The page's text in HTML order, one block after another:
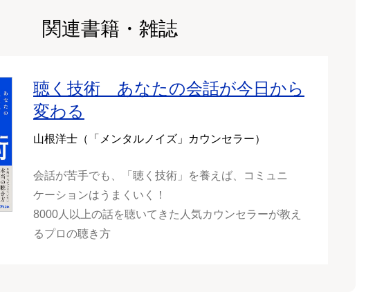
関連書籍・雑誌
聴く技術 あなたの会話が今日から
変わる
山根洋士（「メンタルノイズ」カウンセラー）
会話が苦手でも、「聴く技術」を養えば、コミュニ
ケーションはうまくいく！
8000人以上の話を聴いてきた人気カウンセラーが教え
るプロの聴き方